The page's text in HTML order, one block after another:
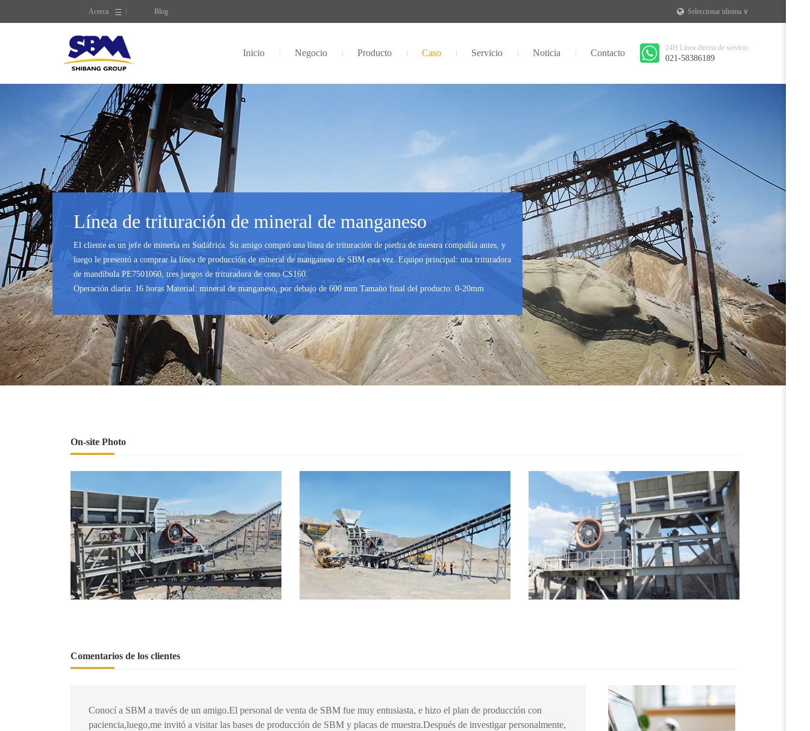
Seleccionar idioma ∨
Acerca Blog
Inicio Negocio Producto Caso Servicio Noticia Contacto 24H Línea directa de servicio
021-58386189
Línea de trituración de mineral de manganeso
El cliente es un jefe de minería en Sudáfrica. Su amigo compró una línea de trituración de piedra de nuestra compañía antes, y
luego le presentó a comprar la línea de producción de mineral de manganeso de SBM esta vez. Equipo principal: una trituradora
de mandíbula PE7501060, tres juegos de trituradora de cono CS160.
Operación diaria: 16 horas Material: mineral de manganeso, por debajo de 600 mm Tamaño final del producto: 0-20mm
On-site Photo
Comentarios de los clientes
Conocí a SBM a través de un amigo.El personal de venta de SBM fue muy entusiasta, e hizo el plan de producción con
paciencia,luego,me invitó a visitar las bases de producción de SBM y placas de muestra.Después de investigar personalmente,